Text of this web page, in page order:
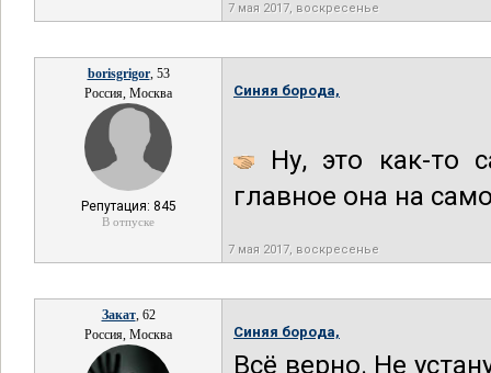
7 мая 2017, воскресенье
borisgrigor, 53
Россия, Москва
Репутация: 845
В отпуске
Синяя борода,
Ну, это как-то
главное она на
7 мая 2017, воскресенье
Закат, 62
Россия, Москва
Синяя борода,
Всё верно. Не